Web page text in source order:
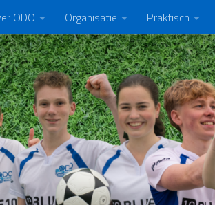
ODO Organisatie Praktisch